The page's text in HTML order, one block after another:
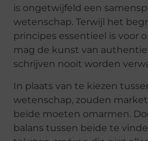
is ongetwijfeld een
wetenschap. Terwijl het
principes essentieel is voor
mag de kunst van
schrijven nooit worden
In plaats van te kiezen
wetenschap, zouden
beide moeten omarmen.
balans tussen beide te